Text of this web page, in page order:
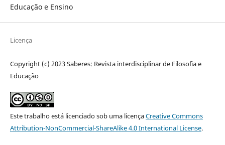
Educação e Ensino
Licença
Copyright (c) 2023 Saberes: Revista interdisciplinar de Filosofia e
Educação
Este trabalho está licenciado sob uma licençaCreative Commons
Attribution-NonCommercial-ShareAlike 4.0 International License.